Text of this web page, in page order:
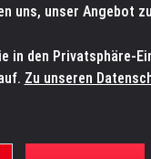
SERVICE-
ÜBER UNS
uns, unser Angebot
den Privatsphäre-
Zu unseren